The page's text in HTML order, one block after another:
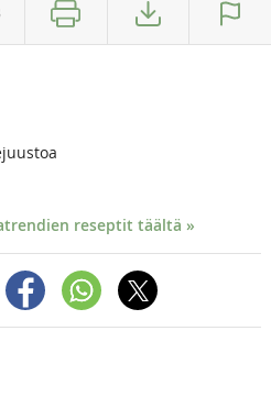
reseptit täältä »